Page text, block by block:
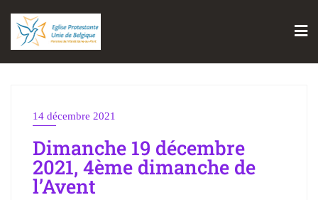
14 décembre 2021
Dimanche 19 décembre
2021, 4ème dimanche de
l’Avent